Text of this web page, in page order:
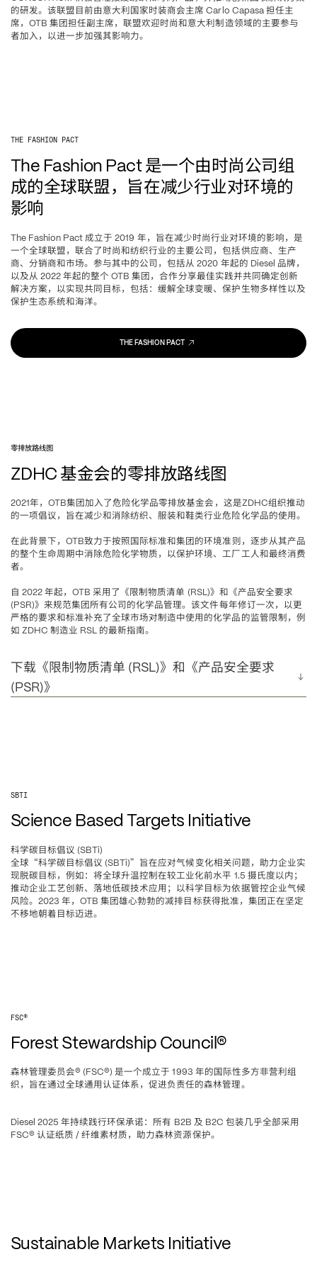
的研发。该联盟目前由意大利国家时装商会主席 Carlo Capasa 担任主
席， OTB 集团担任副主席，联盟欢迎时尚和意大利制造领域的主要参与
者加入，以进一步加强其影响力。
THE FASHION PACT
The Fashion Pact 是一个由时尚公司组
成的全球联盟，旨在减少行业对环境的
影响
The Fashion Pact 成立于 2019 年，旨在减少时尚行业对环境的影响，是
一个全球联盟，联合了时尚和纺织行业的主要公司，包括供应商、生产
商、分销商和市场。参与其中的公司，包括从 2020 年起的 Diesel 品牌，
以及从 2022 年起的整个 OTB 集团，合作分享最佳实践并共同确定创新
解决方案，以实现共同目标，包括：缓解全球变暖、保护生物多样性以及
保护生态系统和海洋。
THE FASHION PACT
零排放路线图
ZDHC 基金会的零排放路线图
2021年， OTB集团加入了危险化学品零排放基金会，这是ZDHC组织推动
的一项倡议，旨在减少和消除纺织、服装和鞋类行业危险化学品的使用。
在此背景下， OTB致力于按照国际标准和集团的环境准则，逐步从其产品
的整个生命周期中消除危险化学物质，以保护环境、工厂工人和最终消费
者。
自 2022 年起，OTB 采用了《限制物质清单 (RSL)》和《产品安全要求
(PSR)》来规范集团所有公司的化学品管理。该文件每年修订一次，以更
严格的要求和标准补充了全球市场对制造中使用的化学品的监管限制，例
如 ZDHC 制造业 RSL 的最新指南。
下载《限制物质清单 (RSL)》和《产品安全要求
(PSR)》
SBTI
Science Based Targets Initiative
科学碳目标倡议 (SBTi)
全球“科学碳目标倡议 (SBTi)”旨在应对气候变化相关问题，助力企业实
现脱碳目标，例如：将全球升温控制在较工业化前水平 1.5 摄氏度以内；
推动企业工艺创新、落地低碳技术应用； 以科学目标为依据管控企业气候
风险。 2023 年，OTB 集团雄心勃勃的减排目标获得批准，集团正在坚定
不移地朝着目标迈进。
FSC®
Forest Stewardship Council®
森林管理委员会® (FSC®) 是一个成立于 1993 年的国际性多方非营利组
织，旨在通过全球通用认证体系，促进负责任的森林管理。
Diesel 2025 年持续践行环保承诺：所有 B2B 及 B2C 包装几乎全部采用
FSC® 认证纸质 / 纤维素材质，助力森林资源保护。
Sustainable Markets Initiative